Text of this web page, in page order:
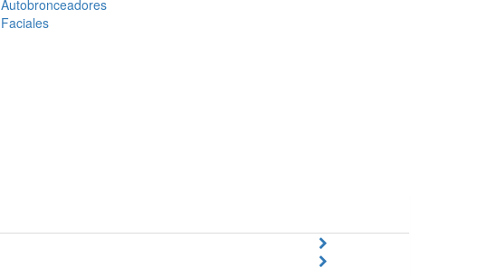
Autobronceadores
Faciales